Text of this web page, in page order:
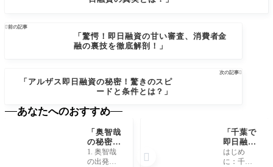
前の記事
「驚愕！即日融資の甘い審査、消費者金
融の裏技を徹底解剖！」
次の記事
「アルザス即日融資の秘密！驚きのスピ
ードと条件とは？」
あなたへのおすすめ
「奥智哉
の秘密：
成功を手
にした異
1. 奥智哉
の出発
「千葉で
即日融
資！驚き
の低金利
はじめ
に：千葉
